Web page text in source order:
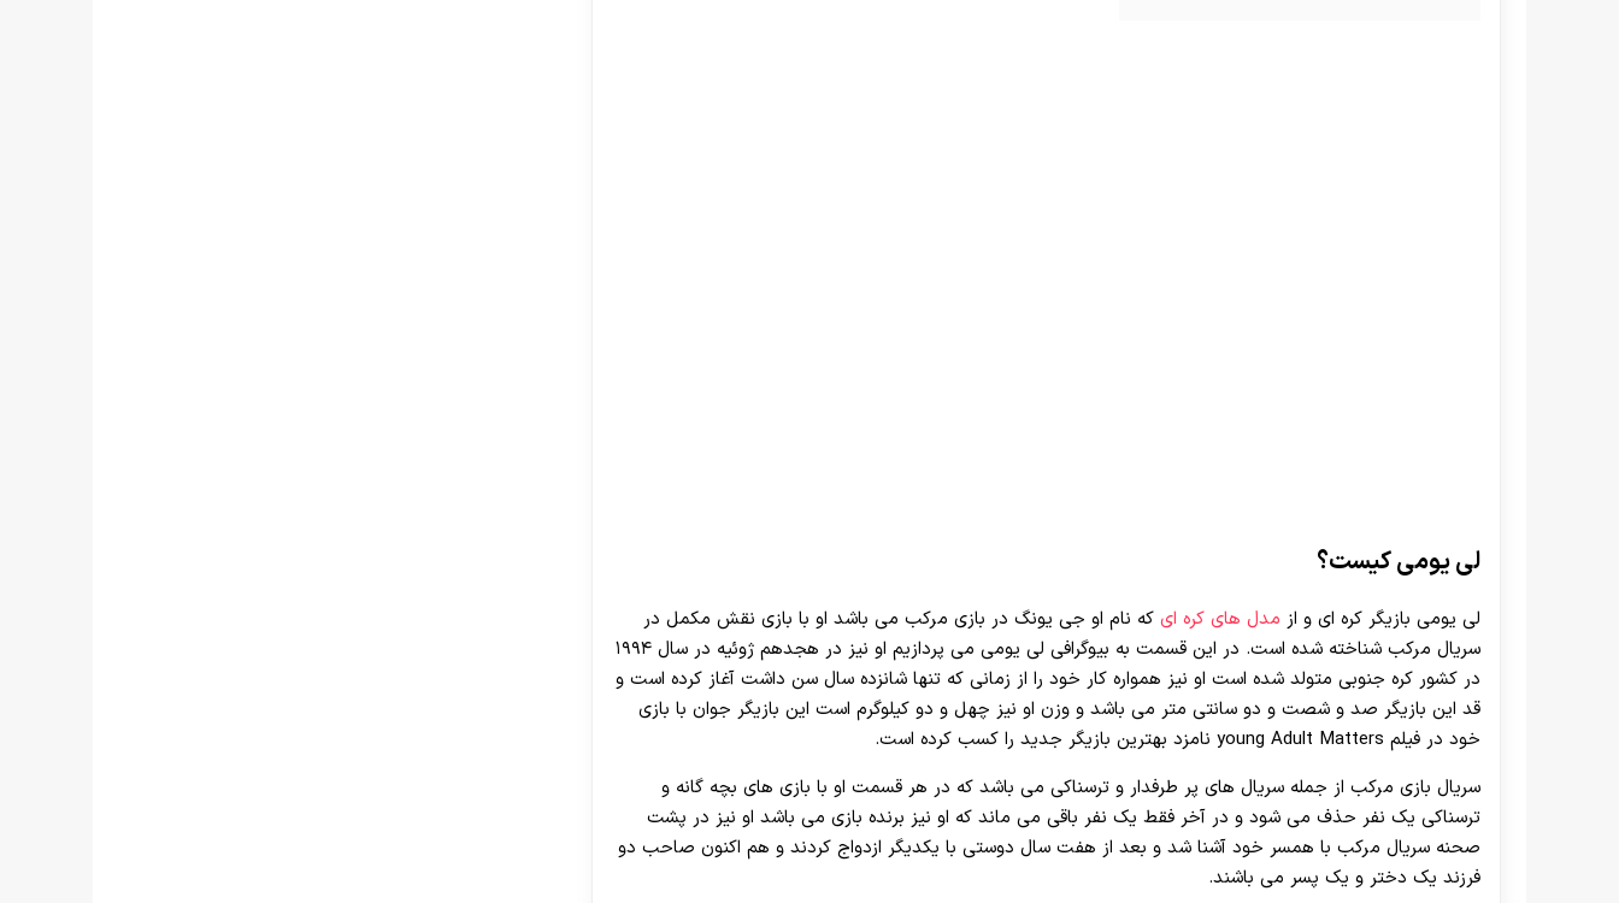
لی یومی کیست؟
لی یومی بازیگر کره ای و از مدل های کره ای که نام او جی یونگ در بازی مرکب می باشد او با بازی نقش مکمل در
سریال مرکب شناخته شده است. در این قسمت به بیوگرافی لی یومی می پردازیم او نیز در هجدهم ژوئیه در سال ۱۹۹۴
در کشور کره جنوبی متولد شده است او نیز همواره کار خود را از زمانی که تنها شانزده سال سن داشت آغاز کرده است و
قد این بازیگر صد و شصت و دو سانتی متر می باشد و وزن او نیز چهل و دو کیلوگرم است این بازیگر جوان با بازی
خود در فیلم young Adult Matters نامزد بهترین بازیگر جدید را کسب کرده است.
سریال بازی مرکب از جمله سریال های پر طرفدار و ترسناکی می باشد که در هر قسمت او با بازی های بچه گانه و
ترسناکی یک نفر حذف می شود و در آخر فقط یک نفر باقی می ماند که او نیز برنده بازی می باشد او نیز در پشت
صحنه سریال مرکب با همسر خود آشنا شد و بعد از هفت سال دوستی با یکدیگر ازدواج کردند و هم اکنون صاحب دو
فرزند یک دختر و یک پسر می باشند.